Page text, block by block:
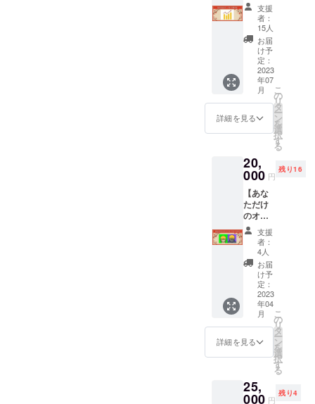
ただき
ます。
を1年間
共有さ
れる権
利
10,000
円】 １
年間、
誇張無
しのガ
チリア
ルの収
支表を
毎月
かクラ
ウド共
有致し
ます。
単価を
上げて
稼働日
数を下
げると
いう戦
略を取
ります
が、こ
の方法
がどこ
までイ
ンバウ
するの
か興味
支援
者：
15人
お届
け予
定：
2023
年07
月
詳細を見る
こ
の
リ
タ
ー
ン
を
選
択
す
る
20,
000 円
残り16
【あな
ただけ
のオリ
ジナル
イラス
ト(限定
20名)
20,000
円】 あ
なたが
考えた
キャラ
を描き
ます！
オリジ
ナル
のイ
メージ
支援
者：
4人
お届
け予
定：
2023
年04
月
詳細を見る
こ
の
リ
タ
ー
ン
を
選
択
す
る
25,
000 円
残り4